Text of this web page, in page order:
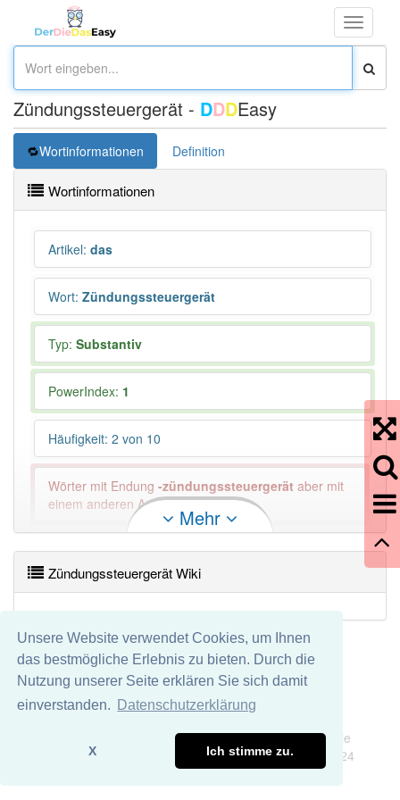
Unsere Website verwendet Cookies, um Ihnen
das bestmögliche Erlebnis zu bieten. Durch die
Nutzung unserer Seite erklären Sie sich damit
einverstanden.
Datenschutzerklärung
X Ich stimme zu.
Toggle
Zündungssteuergerät - DDDEasy
Wortinformationen Definition
Wortinformationen
Artikel: das
Wort: Zündungssteuergerät
Typ: Substantiv
PowerIndex: 1
Häufigkeit: 2 von 10
Wörter mit Endung -zündungssteuergerät aber mit
einem anderen Artikel: -1
93% unserer Spielapp-Nutzer haben den Artikel
korrekt erraten.
Mehr
Zündungssteuergerät Wiki
Wir übernehmen keine Garantie und keine Haftung für die
Richtigkeit und Vollständigkeit dieser Seite. DDDEasy 2024